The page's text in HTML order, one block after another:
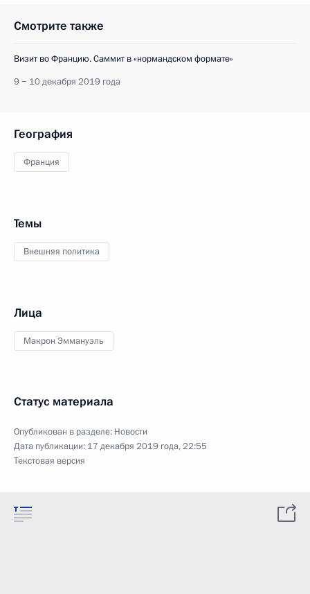
Смотрите также
Визит во Францию. Саммит в «нормандском формате»
9 − 10 декабря 2019 года
География
Франция
Темы
Внешняя политика
Лица
Макрон Эммануэль
Статус материала
Опубликован в разделе: Новости
Дата публикации: 17 декабря 2019 года, 22:55
Текстовая версия